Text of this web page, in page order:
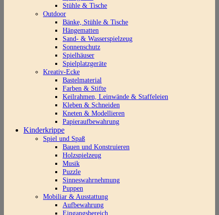
Stühle & Tische
Outdoor
Bänke, Stühle & Tische
Hängematten
Sand- & Wasserspielzeug
Sonnenschutz
Spielhäuser
Spielplatzgeräte
Kreativ-Ecke
Bastelmaterial
Farben & Stifte
Keilrahmen, Leinwände & Staffeleien
Kleben & Schneiden
Kneten & Modellieren
Papieraufbewahrung
Kinderkrippe
Spiel und Spaß
Bauen und Konstruieren
Holzspielzeug
Musik
Puzzle
Sinneswahrnehmung
Puppen
Mobiliar & Ausstattung
Aufbewahrung
Eingangsbereich